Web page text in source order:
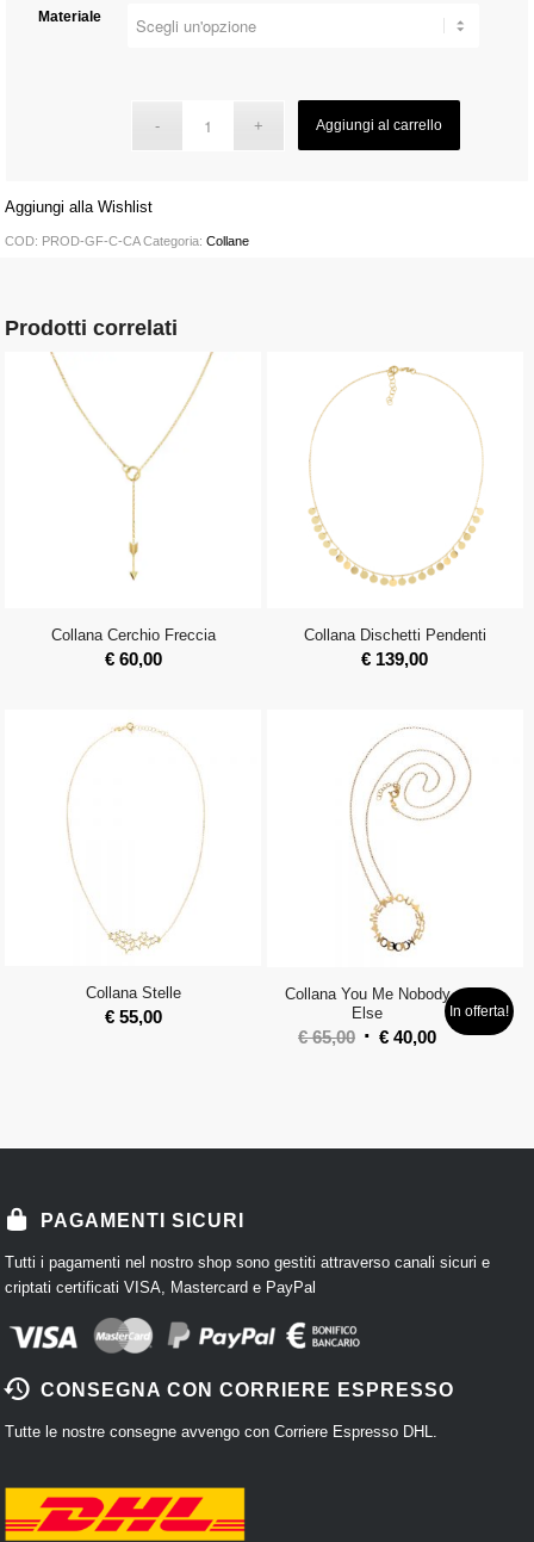
Materiale
Aggiungi al carrello
Aggiungi alla Wishlist
COD: PROD-GF-C-CA Categoria:Collane
Prodotti correlati
Collana Cerchio Freccia
€60,00
Collana Dischetti Pendenti
€ 139,00
Collana Stelle
€55,00
Collana You Me Nobody
Else
€65,00 € 40,00
In offerta!
PAGAMENTI SICURI
Tutti i pagamenti nel nostro shop sono gestiti attraverso canali sicuri e
criptati certificati VISA, Mastercard e PayPal
CONSEGNA CON CORRIERE ESPRESSO
Tutte le nostre consegne avvengo con Corriere Espresso DHL.